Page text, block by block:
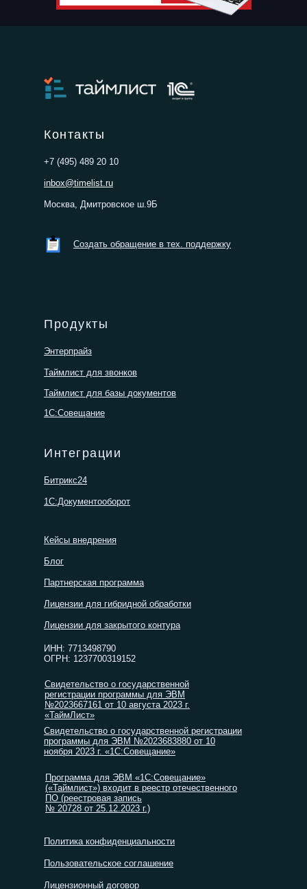
Политика конфиденциальности
Пользовательское соглашение
Лицензионный договор
Создать обращение в тех. поддержку
Битрикс24
1С:Документооборот
Интеграции
ИНН: 7713498790
ОГРН: 1237700319152
Свидетельство о государственной
регистрации программы для ЭВМ
№2023667161 от 10 августа 2023 г.
«ТаймЛист»
Свидетельство о государственной регистрации
программы для ЭВМ №2023683880 от 10
ноября 2023 г. «1С:Совещание»
Программа для ЭВМ «1С:Совещание»
(«Таймлист») входит в реестр отечественного
ПО (реестровая запись
№ 20728 от 25.12.2023 г.)
Блог
Кейсы внедрения
Лицензии для гибридной обработки
Партнерская программа
Лицензии для закрытого контура
+7 (495) 489 20 10
inbox@timelist.ru
Москва, Дмитровское ш.9Б
Контакты
Таймлист для звонков
Энтерпрайз
1С:Совещание
Таймлист для базы документов
Продукты